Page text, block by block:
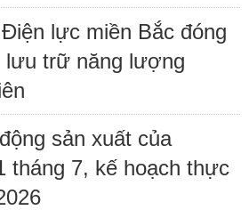
lực miền Bắc đóng
lưu trữ năng lượng
sản xuất của
tháng 7, kế hoạch thực